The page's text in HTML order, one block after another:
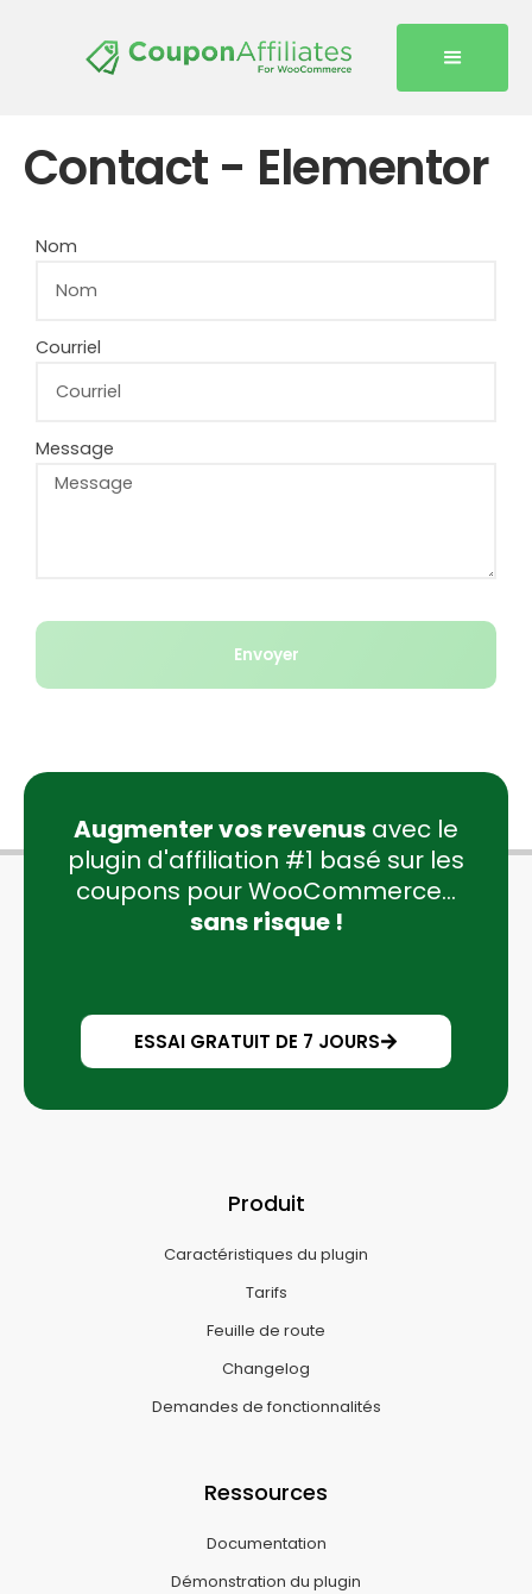
Contact - Elementor
Nom
Courriel
Message
Envoyer
Augmenter vos revenus avec le
plugin d'affiliation #1 basé sur les
coupons pour WooCommerce...
sans risque !
ESSAI GRATUIT DE 7 JOURS
Produit
Caractéristiques du plugin
Tarifs
Feuille de route
Changelog
Demandes de fonctionnalités
Ressources
Documentation
Démonstration du plugin